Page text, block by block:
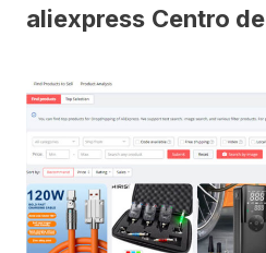
aliexpress Centro